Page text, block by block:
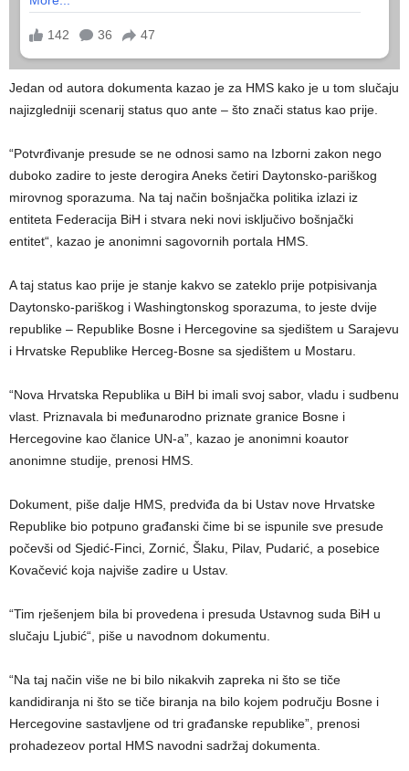
Jedan od autora dokumenta kazao je za HMS kako je u tom slučaju
najizgledniji scenarij status quo ante – što znači status kao prije.
“Potvrđivanje presude se ne odnosi samo na Izborni zakon nego
duboko zadire to jeste derogira Aneks četiri Daytonsko-pariškog
mirovnog sporazuma. Na taj način bošnjačka politika izlazi iz
entiteta Federacija BiH i stvara neki novi isključivo bošnjački
entitet“, kazao je anonimni sagovornih portala HMS.
A taj status kao prije je stanje kakvo se zateklo prije potpisivanja
Daytonsko-pariškog i Washingtonskog sporazuma, to jeste dvije
republike – Republike Bosne i Hercegovine sa sjedištem u Sarajevu
i Hrvatske Republike Herceg-Bosne sa sjedištem u Mostaru.
“Nova Hrvatska Republika u BiH bi imali svoj sabor, vladu i sudbenu
vlast. Priznavala bi međunarodno priznate granice Bosne i
Hercegovine kao članice UN-a”, kazao je anonimni koautor
anonimne studije, prenosi HMS.
Dokument, piše dalje HMS, predviđa da bi Ustav nove Hrvatske
Republike bio potpuno građanski čime bi se ispunile sve presude
počevši od Sjedić-Finci, Zornić, Šlaku, Pilav, Pudarić, a posebice
Kovačević koja najviše zadire u Ustav.
“Tim rješenjem bila bi provedena i presuda Ustavnog suda BiH u
slučaju Ljubić“, piše u navodnom dokumentu.
“Na taj način više ne bi bilo nikakvih zapreka ni što se tiče
kandidiranja ni što se tiče biranja na bilo kojem području Bosne i
Hercegovine sastavljene od tri građanske republike”, prenosi
prohadezeov portal HMS navodni sadržaj dokumenta.